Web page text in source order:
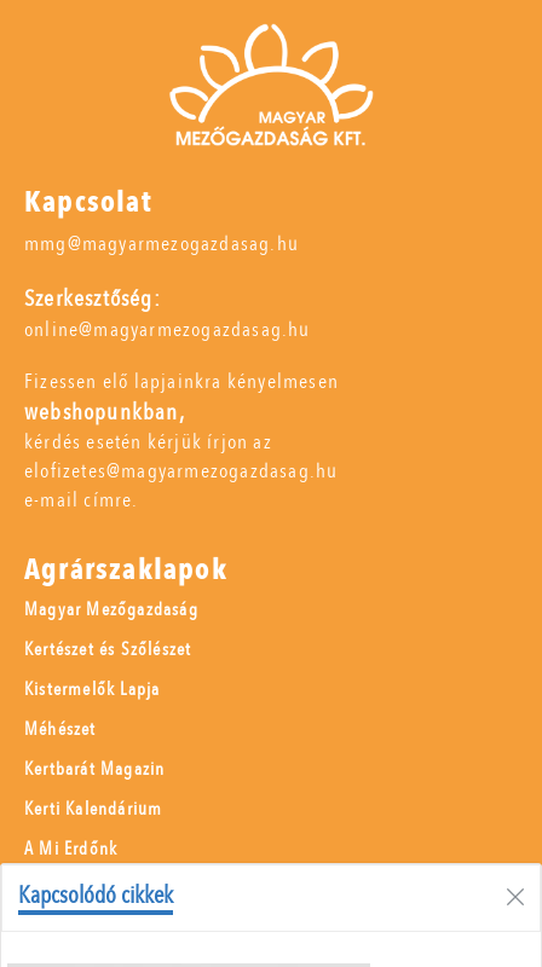
Kapcsolódó cikkek
Kapcsolat
mmg@magyarmezogazdasag.hu
Szerkesztőség:
online@magyarmezogazdasag.hu
Fizessen elő lapjainkra kényelmesen
webshopunkban,
kérdés esetén kérjük írjon az
elofizetes@magyarmezogazdasag.hu
e-mail címre.
Agrárszaklapok
Magyar Mezőgazdaság
Kertészet és Szőlészet
Kistermelők Lapja
Méhészet
Kertbarát Magazin
Kerti Kalendárium
A Mi Erdőnk
Borászati Füzetek